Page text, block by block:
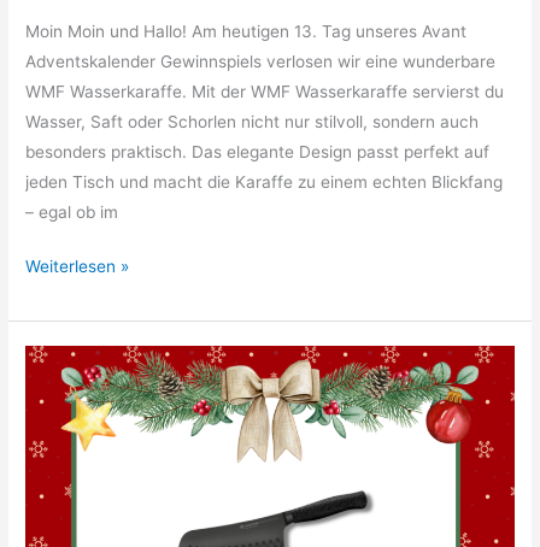
Moin Moin und Hallo! Am heutigen 13. Tag unseres Avant
Adventskalender Gewinnspiels verlosen wir eine wunderbare
WMF Wasserkaraffe. Mit der WMF Wasserkaraffe servierst du
Wasser, Saft oder Schorlen nicht nur stilvoll, sondern auch
besonders praktisch. Das elegante Design passt perfekt auf
jeden Tisch und macht die Karaffe zu einem echten Blickfang
– egal ob im
13.
WMF
Wasserkaraffe
Weiterlesen »